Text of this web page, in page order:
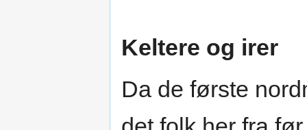
Keltere og irer
Da de første